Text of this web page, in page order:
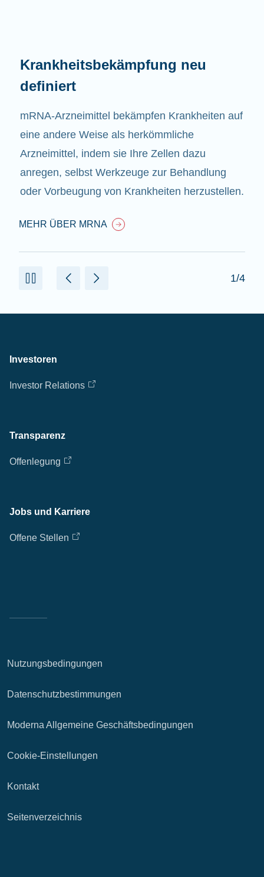
Krankheitsbekämpfung neu
definiert
mRNA-Arzneimittel bekämpfen Krankheiten auf
eine andere Weise als herkömmliche
Arzneimittel, indem sie Ihre Zellen dazu
anregen, selbst Werkzeuge zur Behandlung
oder Vorbeugung von Krankheiten herzustellen.
MEHR ÜBER MRNA
1/4
Investoren
Investor Relations
Transparenz
Offenlegung
Jobs und Karriere
Offene Stellen
Nutzungsbedingungen
Datenschutzbestimmungen
Moderna Allgemeine Geschäftsbedingungen
Cookie-Einstellungen
Kontakt
Seitenverzeichnis